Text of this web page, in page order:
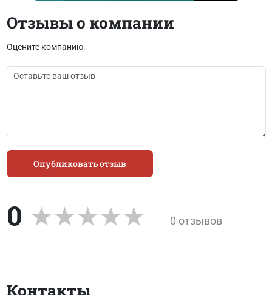
Отзывы о компании
Оцените компанию:
Опубликовать отзыв
0 0 отзывов
Контакты